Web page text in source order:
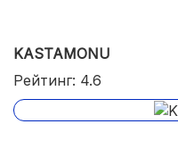
KASTAMONU
Рейтинг: 4.6